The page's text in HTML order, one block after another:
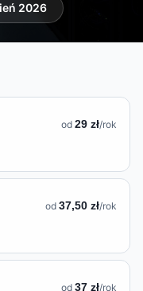
2026
od 29 zł/rok
od 37,50 zł/rok
od 37 zł/rok